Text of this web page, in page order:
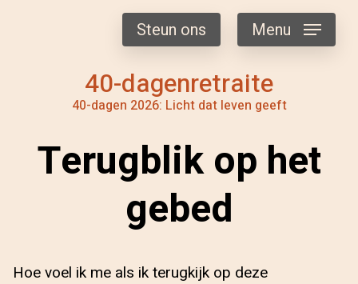
40-dagenretraite
40-dagen 2026: Licht dat leven geeft
Steun ons Menu
Terugblik op het
gebed
Hoe voel ik me als ik terugkijk op deze